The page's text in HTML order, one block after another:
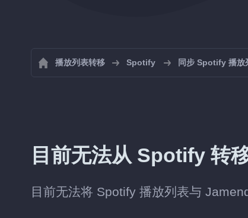
播放列表转移 Spotify 同步 Spotify 播放
目前无法从 Spotify 转
目前无法将 Spotify 播放列表与